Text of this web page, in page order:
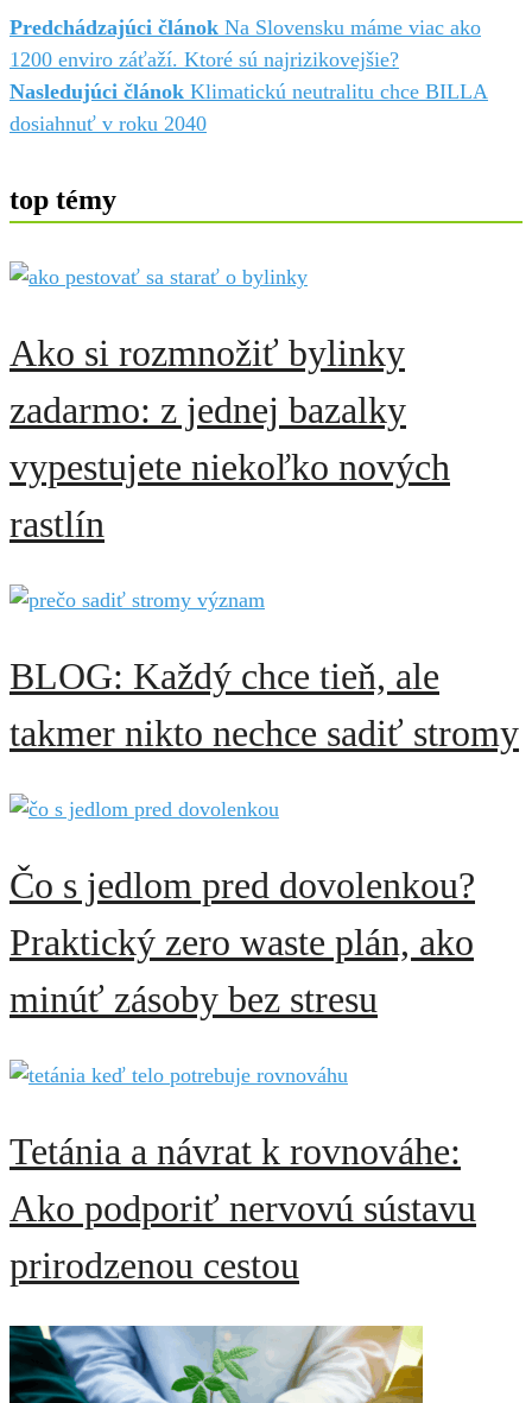
Predchádzajúci článok Na Slovensku máme viac ako
1200 enviro záťaží. Ktoré sú najrizikovejšie?
Nasledujúci článok Klimatickú neutralitu chce BILLA
dosiahnuť v roku 2040
top témy
Ako si rozmnožiť bylinky
zadarmo: z jednej bazalky
vypestujete niekoľko nových
rastlín
BLOG: Každý chce tieň, ale
takmer nikto nechce sadiť stromy
Čo s jedlom pred dovolenkou?
Praktický zero waste plán, ako
minúť zásoby bez stresu
Tetánia a návrat k rovnováhe:
Ako podporiť nervovú sústavu
prirodzenou cestou